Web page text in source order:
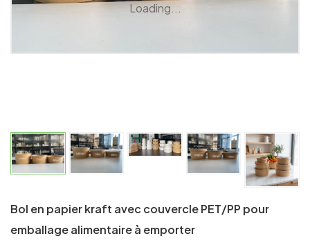
Loading...
Bol en papier kraft avec couvercle PET/PP pour
emballage alimentaire à emporter